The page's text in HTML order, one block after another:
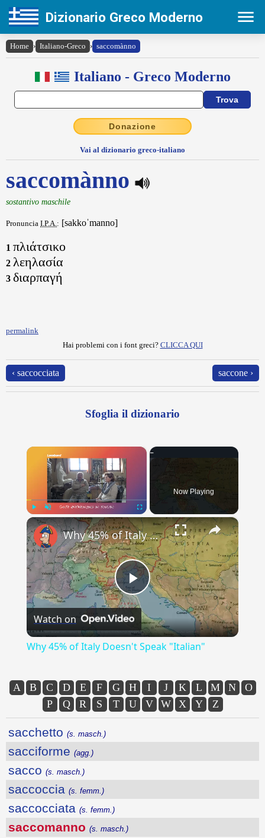
Dizionario Greco Moderno
Home › Italiano-Greco › saccomànno
Italiano - Greco Moderno
Donazione
Vai al dizionario greco-italiano
saccomànno
sostantivo maschile
Pronuncia I.P.A.: [sakkoˈmanno]
1 πλιάτσικο
2 λεηλασία
3 διαρπαγή
permalink
Hai problemi con i font greci? CLICCA QUI
‹ saccocciata saccone ›
Sfoglia il dizionario
×
Play Unmute Fullscreen
Now Playing
×
Play
Video
Why 45% of Italy Doesn't Speak "Italian"
Watch on
Why 45% of Italy Doesn't Speak "Italian"
A B C D E F G H I J K L M N
O
P
Q R S T U V W X Y Z
sacchetto (s. masch.)
sacciforme (agg.)
sacco (s. masch.)
saccoccia (s. femm.)
saccocciata (s. femm.)
saccomanno (s. masch.)